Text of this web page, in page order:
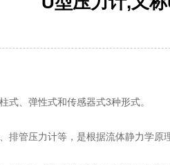
、弹性式和传感器式3种形式。
管压力计等，是根据流体静力学原